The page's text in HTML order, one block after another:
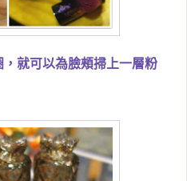
就可以為臉頰掃上一層粉